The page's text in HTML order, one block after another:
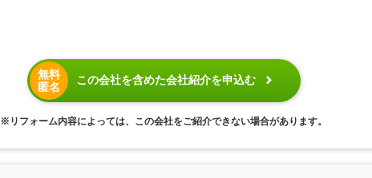
無料
匿名
この会社を含めた会社紹介を申込む
※リフォーム内容によっては、この会社をご紹介できない場合があります。